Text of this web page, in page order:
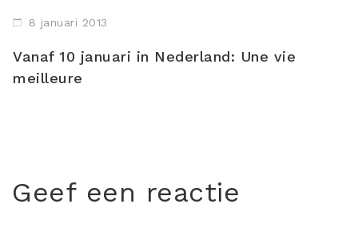
8 januari 2013
Vanaf 10 januari in Nederland: Une vie
meilleure
Geef een reactie